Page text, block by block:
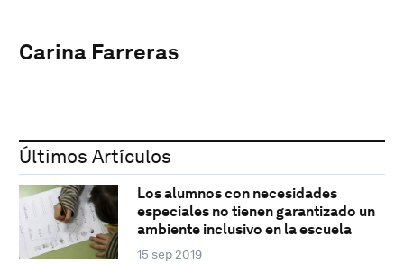
Carina Farreras
Últimos Artículos
Los alumnos con necesidades
especiales no tienen garantizado un
ambiente inclusivo en la escuela
15 sep 2019